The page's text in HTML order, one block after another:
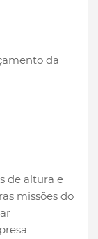
da
de altura e
missões do